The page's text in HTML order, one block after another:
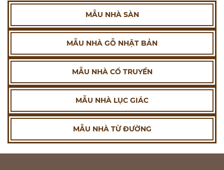
MẪU NHÀ SÀN
MẪU NHÀ GỖ NHẬT BẢN
MẪU NHÀ CỔ TRUYỀN
MẪU NHÀ LỤC GIÁC
MẪU NHÀ TỪ ĐƯỜNG